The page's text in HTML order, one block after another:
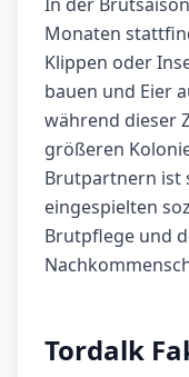
Monaten
Klippen oder
bauen und Eier
während dieser
größeren
Brutpartnern ist
eingespielten
Brutpflege und
Tordalk